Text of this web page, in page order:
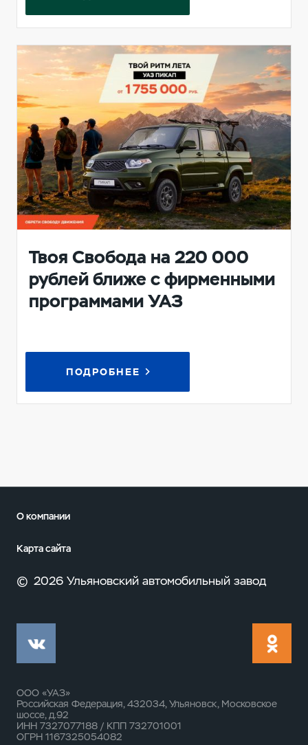
Твоя Свобода на 220 000
рублей ближе с фирменными
программами УАЗ
ПОДРОБНЕЕ
О компании
Карта сайта
© 2026 Ульяновский автомобильный завод
ООО «УАЗ»
Российская Федерация, 432034, Ульяновск, Московское
шоссе, д.92
ИНН 7327077188 / КПП 732701001
ОГРН 1167325054082